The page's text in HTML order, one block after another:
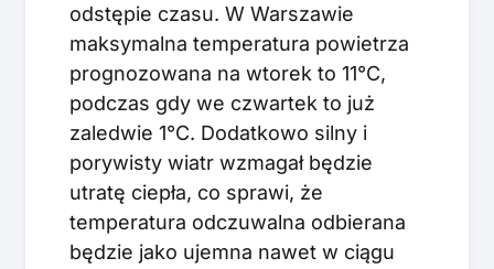
odstępie czasu. W Warszawie
maksymalna temperatura powietrza
prognozowana na wtorek to 11°C,
podczas gdy we czwartek to już
zaledwie 1°C. Dodatkowo silny i
porywisty wiatr wzmagał będzie
utratę ciepła, co sprawi, że
temperatura odczuwalna odbierana
będzie jako ujemna nawet w ciągu